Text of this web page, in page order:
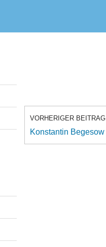
VORHERIGER BEITRAG
Konstantin Begesow